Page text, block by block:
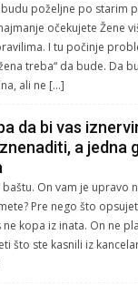
poželjne po starim
očekujete Žene
I tu počinje
treba“ da bude. Da
ali ne […]
da bi vas
a jedna
baštu. On vam je upravo
Pre nego što
kopa iz inata. On ne
što ste kasnili iz